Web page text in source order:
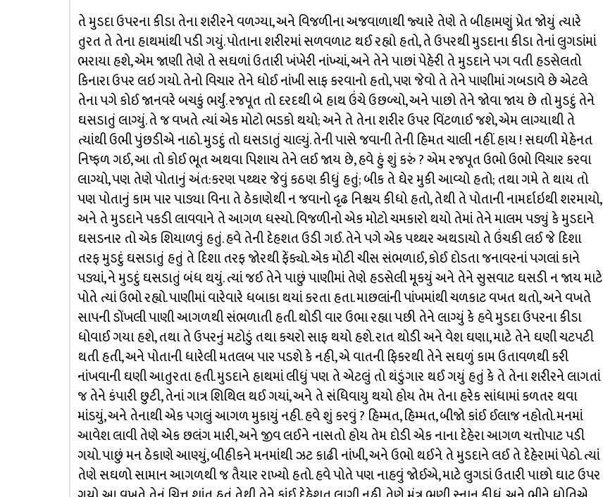
તે મુડદા ઉપરના કીડા તેના શરીરને વળગ્યા, અને વિજળીના અજવાળાથી જ્યારે તેણે તે બીહામણું પ્રેત જોયું ત્યારે
તુરત તે તેના હાથમાંથી પડી ગયું. પોતાના શરીરમાં સળવળાટ થઈ રહ્યો હતો, તે ઉપરથી મુડદાના કીડા તેનાં લુગડાંમાં
ભરાયા હશે, એમ જાણી તેણે તે સઘળાં ઉતારી ખંખેરી નાંખ્યાં, અને તેને પાછાં પેહેરી તે મુડદાને પગ વતી હડસેલતો
કિનારા ઉપર લઇ ગયો. તેનો વિચાર તેને ધોઈ નાંખી સાફ કરવાનો હતો, પણ જેવો તે તેને પાણીમાં ગબડાવે છે એટલે
તેના પગે કોઈ જાનવરે બચકું ભર્યું. રજપૂત તો દરદથી બે હાથ ઉંચે ઉછળ્યો, અને પાછો તેને જોવા જાય છે તો મુડદું તેને
ઘસડાતું લાગ્યું. તે જ વખતે ત્યાં એક મોટો ભડકો થયો; અને તે તેના શરીર ઉપર વિંટળાઈ જશે, એમ લાગ્યાથી તે
ત્યાંથી ઉભી પુંછડીએ નાઠો. મુડદું તો ઘસડાતું ચાલ્યું. તેની પાસે જવાની તેની હિમત ચાલી નહીં. હાય ! સઘળી મેહેનત
નિષ્ફળ ગઈ, આ તો કોઈ ભૂત અથવા પિશાચ તેને લઈ જાય છે, હવે હું શું કરું ? એમ રજપૂત ઉભો ઉભો વિચાર કરવા
લાગ્યો, પણ તેણે પોતાનું અંત:કરણ પથ્થર જેવું કઠણ કીધું હતું; બીક તે ઘેર મુકી આવ્યો હતો; તથા ગમે તે થાય તો
પણ પોતાનું કામ પાર પાડ્યા વિના તે ઠેકાણેથી ન જવાનો દૃઢ નિશ્ચય કીધો હતો, તેથી તે પોતાની નામર્દાઇથી શરમાયો,
અને તે મુડદાને પકડી લાવવાને તે આગળ ધસ્યો. વિજળીનો એક મોટો ચમકારો થયો તેમાં તેને માલમ પડ્યું કે મુડદાને
ઘસડનાર તો એક શિયાળવું હતું. હવે તેની દેહશત ઉડી ગઈ. તેને પગે એક પથ્થર અથડાયો તે ઉંચકી લઈ જે દિશા
તરફ મુડદું ઘસડાતું હતું તે દિશા તરફ જોરથી ફેંક્યો. એક મોટી ચીસ સંભળાઈ, કોઈ દોડતા જનાવરનાં પગલાં કાને
પડ્યાં, ને મુડદું ઘસડાતું બંધ થયું. ત્યાં જઈ તેને પાછું પાણીમાં તેણે હડસેલી મૂકયું અને તેને સુસવાટ ઘસડી ન જાય માટે
પોતે ત્યાં ઉભો રહ્યો. પાણીમાં વારેવારે ધબાકા થયાં કરતા હતા. માછલાંની પાંખમાંથી ચળકાટ વખત થતો, અને વખતે
સાપની ડોંખલી પાણી આગળથી સંભળાતી હતી. થોડી વાર ઉભા રહ્યા પછી તેને લાગ્યું કે હવે મુડદા ઉપરના કીડા
ધોવાઈ ગયા હશે, તથા તે ઉપરનું મટોડું તથા કચરો સાફ થયો હશે. રાત થોડી અને વેશ ઘણા, માટે તેને ઘણી ચટપટી
થતી હતી, અને પોતાની ધારેલી મતલબ પાર પડશે કે નહી, એ વાતની ફિકરથી તેને સઘળું કામ ઉતાવળથી કરી
નાંખવાની ઘણી આતુરતા હતી. મુડદાને હાથમાં લીધું પણ તે એટલું તો થંડુંગાર થઈ ગયું હતું કે તે તેના શરીરને લાગતાં
જ તેને કંપારી છુટી, તેનાં ગાત્ર શિથિલ થઈ ગયાં, અને તે સંધિવાયુ થયો હોય તેમ તેના હરેક સાંધામાં કળતર થવા
માંડયું, અને તેનાથી એક પગલું આગળ મુકાયું નહી. હવે શું કરવું ? હિમ્મત, હિમ્મત, બીજો કાંઈ ઈલાજ નહોતો. મનમાં
આવેશ લાવી તેણે એક છલંગ મારી, અને જીવ લઈને નાસતો હોય તેમ દોડી એક નાના દેહેરા આગળ ચત્તોપાટ પડી
ગયો. પાછું મન ઠેકાણે આણ્યું, બીહીકને મનમાંથી ઝટ કાઢી નાંખી, અને ઉભો થઈને તે મુડદાને લઈ તે દેહેરામાં પેઠો. ત્યાં
તેણે સઘળો સામાન આગળથી જ તૈયાર રાખ્યો હતો. હવે પોતે પણ નાહવું જોઈએ, માટે લુગડાં ઉતારી પાછો ઘાટ ઉપર